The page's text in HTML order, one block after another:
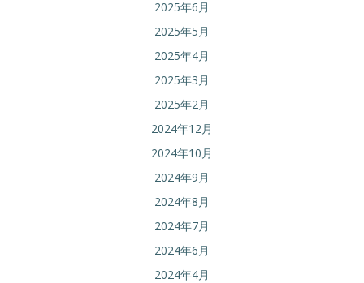
2025年6月
2025年5月
2025年4月
2025年3月
2025年2月
2024年12月
2024年10月
2024年9月
2024年8月
2024年7月
2024年6月
2024年4月